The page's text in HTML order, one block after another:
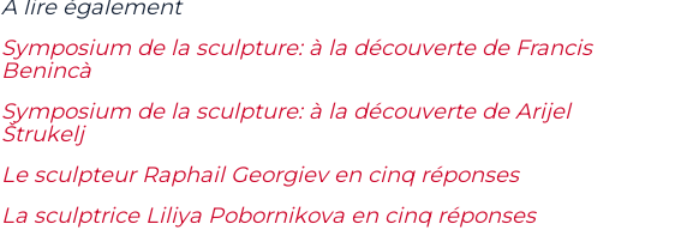
À lire également
Symposium de la sculpture: à la découverte de Francis
Benincà
Symposium de la sculpture: à la découverte de Arijel
Štrukelj
Le sculpteur Raphail Georgiev en cinq réponses
La sculptrice Liliya Pobornikova en cinq réponses